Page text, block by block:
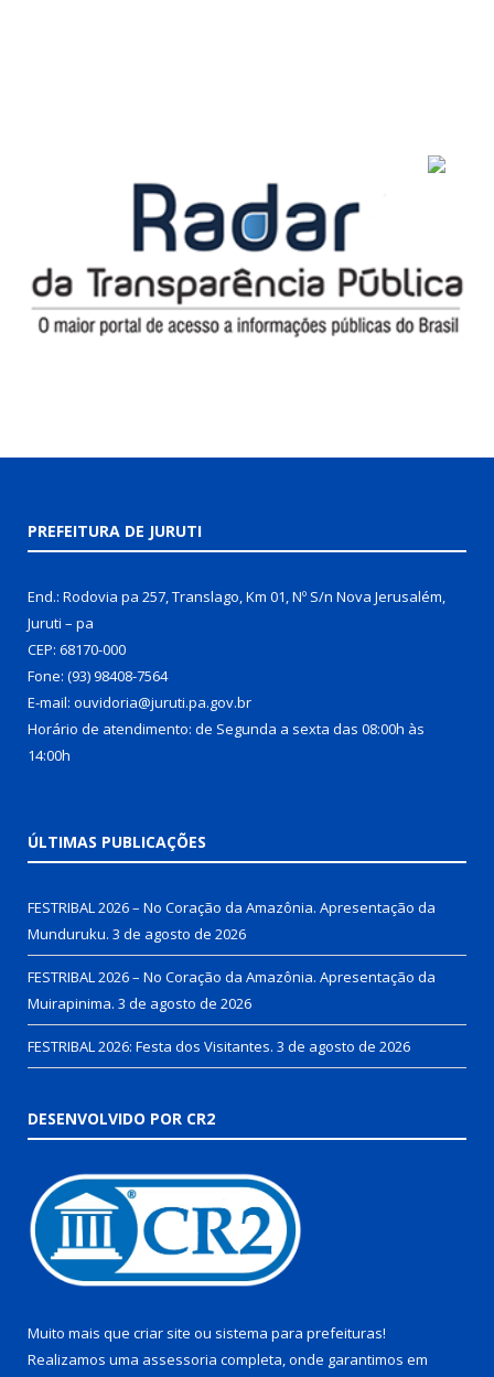
PREFEITURA DE JURUTI
End.: Rodovia pa 257, Translago, Km 01, Nº S/n Nova Jerusalém,
Juruti – pa
CEP: 68170-000
Fone: (93) 98408-7564
E-mail: ouvidoria@juruti.pa.gov.br
Horário de atendimento: de Segunda a sexta das 08:00h às
14:00h
ÚLTIMAS PUBLICAÇÕES
FESTRIBAL 2026 – No Coração da Amazônia. Apresentação da
Munduruku. 3 de agosto de 2026
FESTRIBAL 2026 – No Coração da Amazônia. Apresentação da
Muirapinima. 3 de agosto de 2026
FESTRIBAL 2026: Festa dos Visitantes. 3 de agosto de 2026
DESENVOLVIDO POR CR2
Muito mais que criar site ou sistema para prefeituras!
Realizamos uma assessoria completa, onde garantimos em